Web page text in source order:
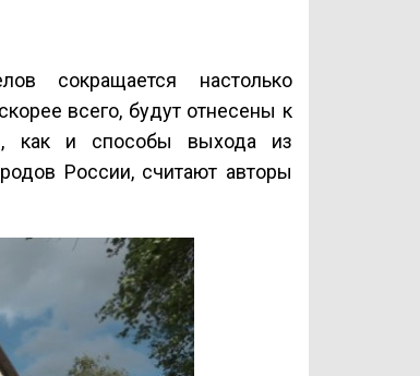
сокращается настолько
всего, будут отнесены к
как и способы выхода из
России, считают авторы